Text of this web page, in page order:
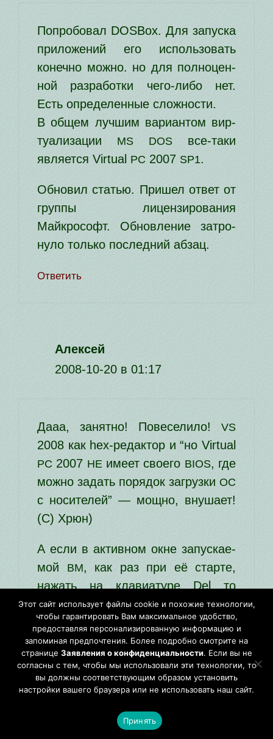
Попробовал DOSBox. Для запус­ка
при­ло­же­ний его исполь­зо­вать
конеч­но мож­но. но для пол­но­цен­
ной раз­ра­бот­ки чего-либо нет.
Есть опре­де­лен­ные сложности.
В общем луч­шим вари­ан­том вир­
ту­а­ли­за­ции MS DOS все-таки
явля­ет­ся Virtual PC 2007 SP1.
Обновил ста­тью. Пришел ответ от
груп­пы лицен­зи­ро­ва­ния
Майкрософт. Обновление затро­
ну­ло толь­ко послед­ний абзац.
Ответить
Алексей
2008-10-20 в 01:17
Дааа, занят­но! Повеселило! VS
2008 как hex-редак­тор и “но Virtual
PC 2007 НЕ име­ет сво­е­го BIOS, где
мож­но задать поря­док загруз­ки ОС
с носи­те­лей” — мощ­но, вну­ша­ет!
(С) Хрюн)
А если в актив­ном окне запус­ка­е­
мой
ВМ, как раз при её стар­те,
нажать на кла­ви­а­ту­ре Del то
появит­ся что?! Гадаем — хомя­
чок, Дедушка Мороз или BIOS ?!
После с удив­ле­ни­ем узна­ём —
BIOS. Пункт Advanced — под­пункт
Floppy Configuration — выби­ра­ем
“раз­мер­ность” дис­ко­во­да (360,
720, 1.2, 1.44) — вывод Visual
Studio — для про­грам­ми­ро­ва­ния,
Этот сайт использует файлы cookie и похожие технологии,
чтобы гарантировать Вам максимальное удобство,
предоставляя персонализированную информацию и
запоминая предпочтения. Более подробно смотрите на
странице Заявления о конфиденциальности. Если вы не
согласны с тем, чтобы мы использовали эти технологии, то
вы должны соответствующим образом установить
настройки вашего браузера или не использовать наш сайт.
Принять